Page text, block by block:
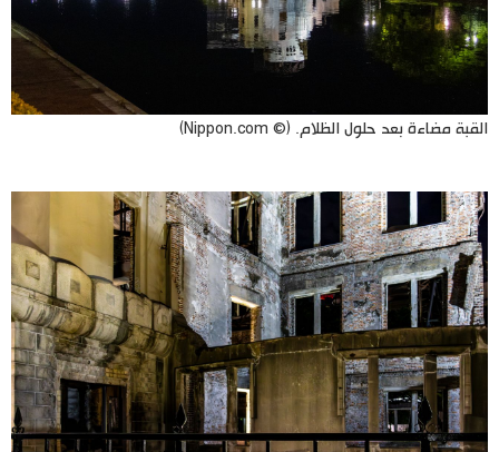
القبة مضاءة بعد حلول الظلام. (© Nippon.com)